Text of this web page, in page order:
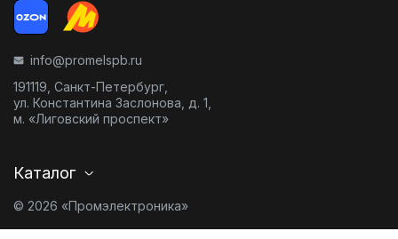
info@promelspb.ru
191119, Санкт-Петербург,
ул. Константина Заслонова, д. 1,
м. «Лиговский проспект»
Каталог
© 2026 «Промэлектроника»